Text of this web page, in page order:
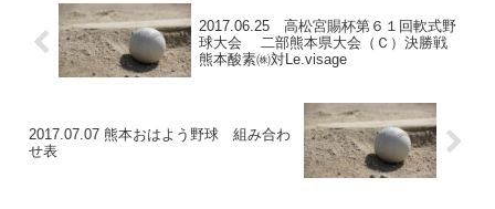
2017.06.25 高松宮賜杯第６１回軟式野
球大会 二部熊本県大会（Ｃ）決勝戦
熊本酸素㈱対Le.visage
2017.07.07 熊本おはよう野球 組み合わ
せ表